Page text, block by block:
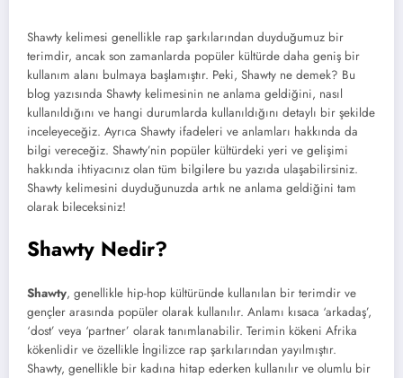
Shawty kelimesi genellikle rap şarkılarından duyduğumuz bir
terimdir, ancak son zamanlarda popüler kültürde daha geniş bir
kullanım alanı bulmaya başlamıştır. Peki, Shawty ne demek? Bu
blog yazısında Shawty kelimesinin ne anlama geldiğini, nasıl
kullanıldığını ve hangi durumlarda kullanıldığını detaylı bir şekilde
inceleyeceğiz. Ayrıca Shawty ifadeleri ve anlamları hakkında da
bilgi vereceğiz. Shawty’nin popüler kültürdeki yeri ve gelişimi
hakkında ihtiyacınız olan tüm bilgilere bu yazıda ulaşabilirsiniz.
Shawty kelimesini duyduğunuzda artık ne anlama geldiğini tam
olarak bileceksiniz!
Shawty Nedir?
Shawty, genellikle hip-hop kültüründe kullanılan bir terimdir ve
gençler arasında popüler olarak kullanılır. Anlamı kısaca ‘arkadaş’,
‘dost’ veya ‘partner’ olarak tanımlanabilir. Terimin kökeni Afrika
kökenlidir ve özellikle İngilizce rap şarkılarından yayılmıştır.
Shawty, genellikle bir kadına hitap ederken kullanılır ve olumlu bir